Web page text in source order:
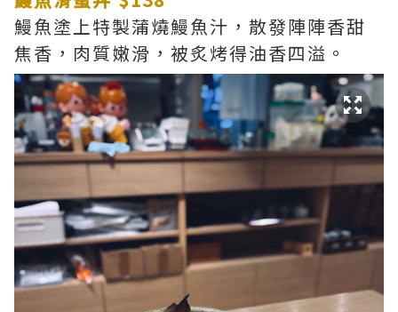
鰻魚塗上特製蒲燒鰻魚汁，散發陣陣香甜
焦香，肉質嫩滑，被炙烤得油香四溢。